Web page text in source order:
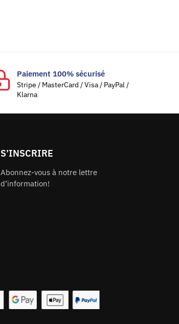
Paiement 100% sécurisé
Stripe / MasterCard / Visa / PayPal /
Klarna
S’INSCRIRE
Abonnez-vous à notre lettre
d’information!